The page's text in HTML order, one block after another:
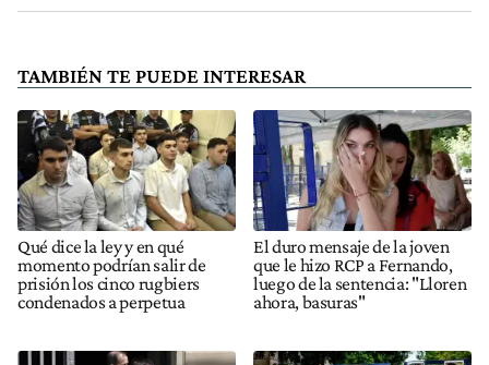
TAMBIÉN TE PUEDE INTERESAR
Qué dice la ley y en qué
momento podrían salir de
prisión los cinco rugbiers
condenados a perpetua
El duro mensaje de la joven
que le hizo RCP a Fernando,
luego de la sentencia: "Lloren
ahora, basuras"